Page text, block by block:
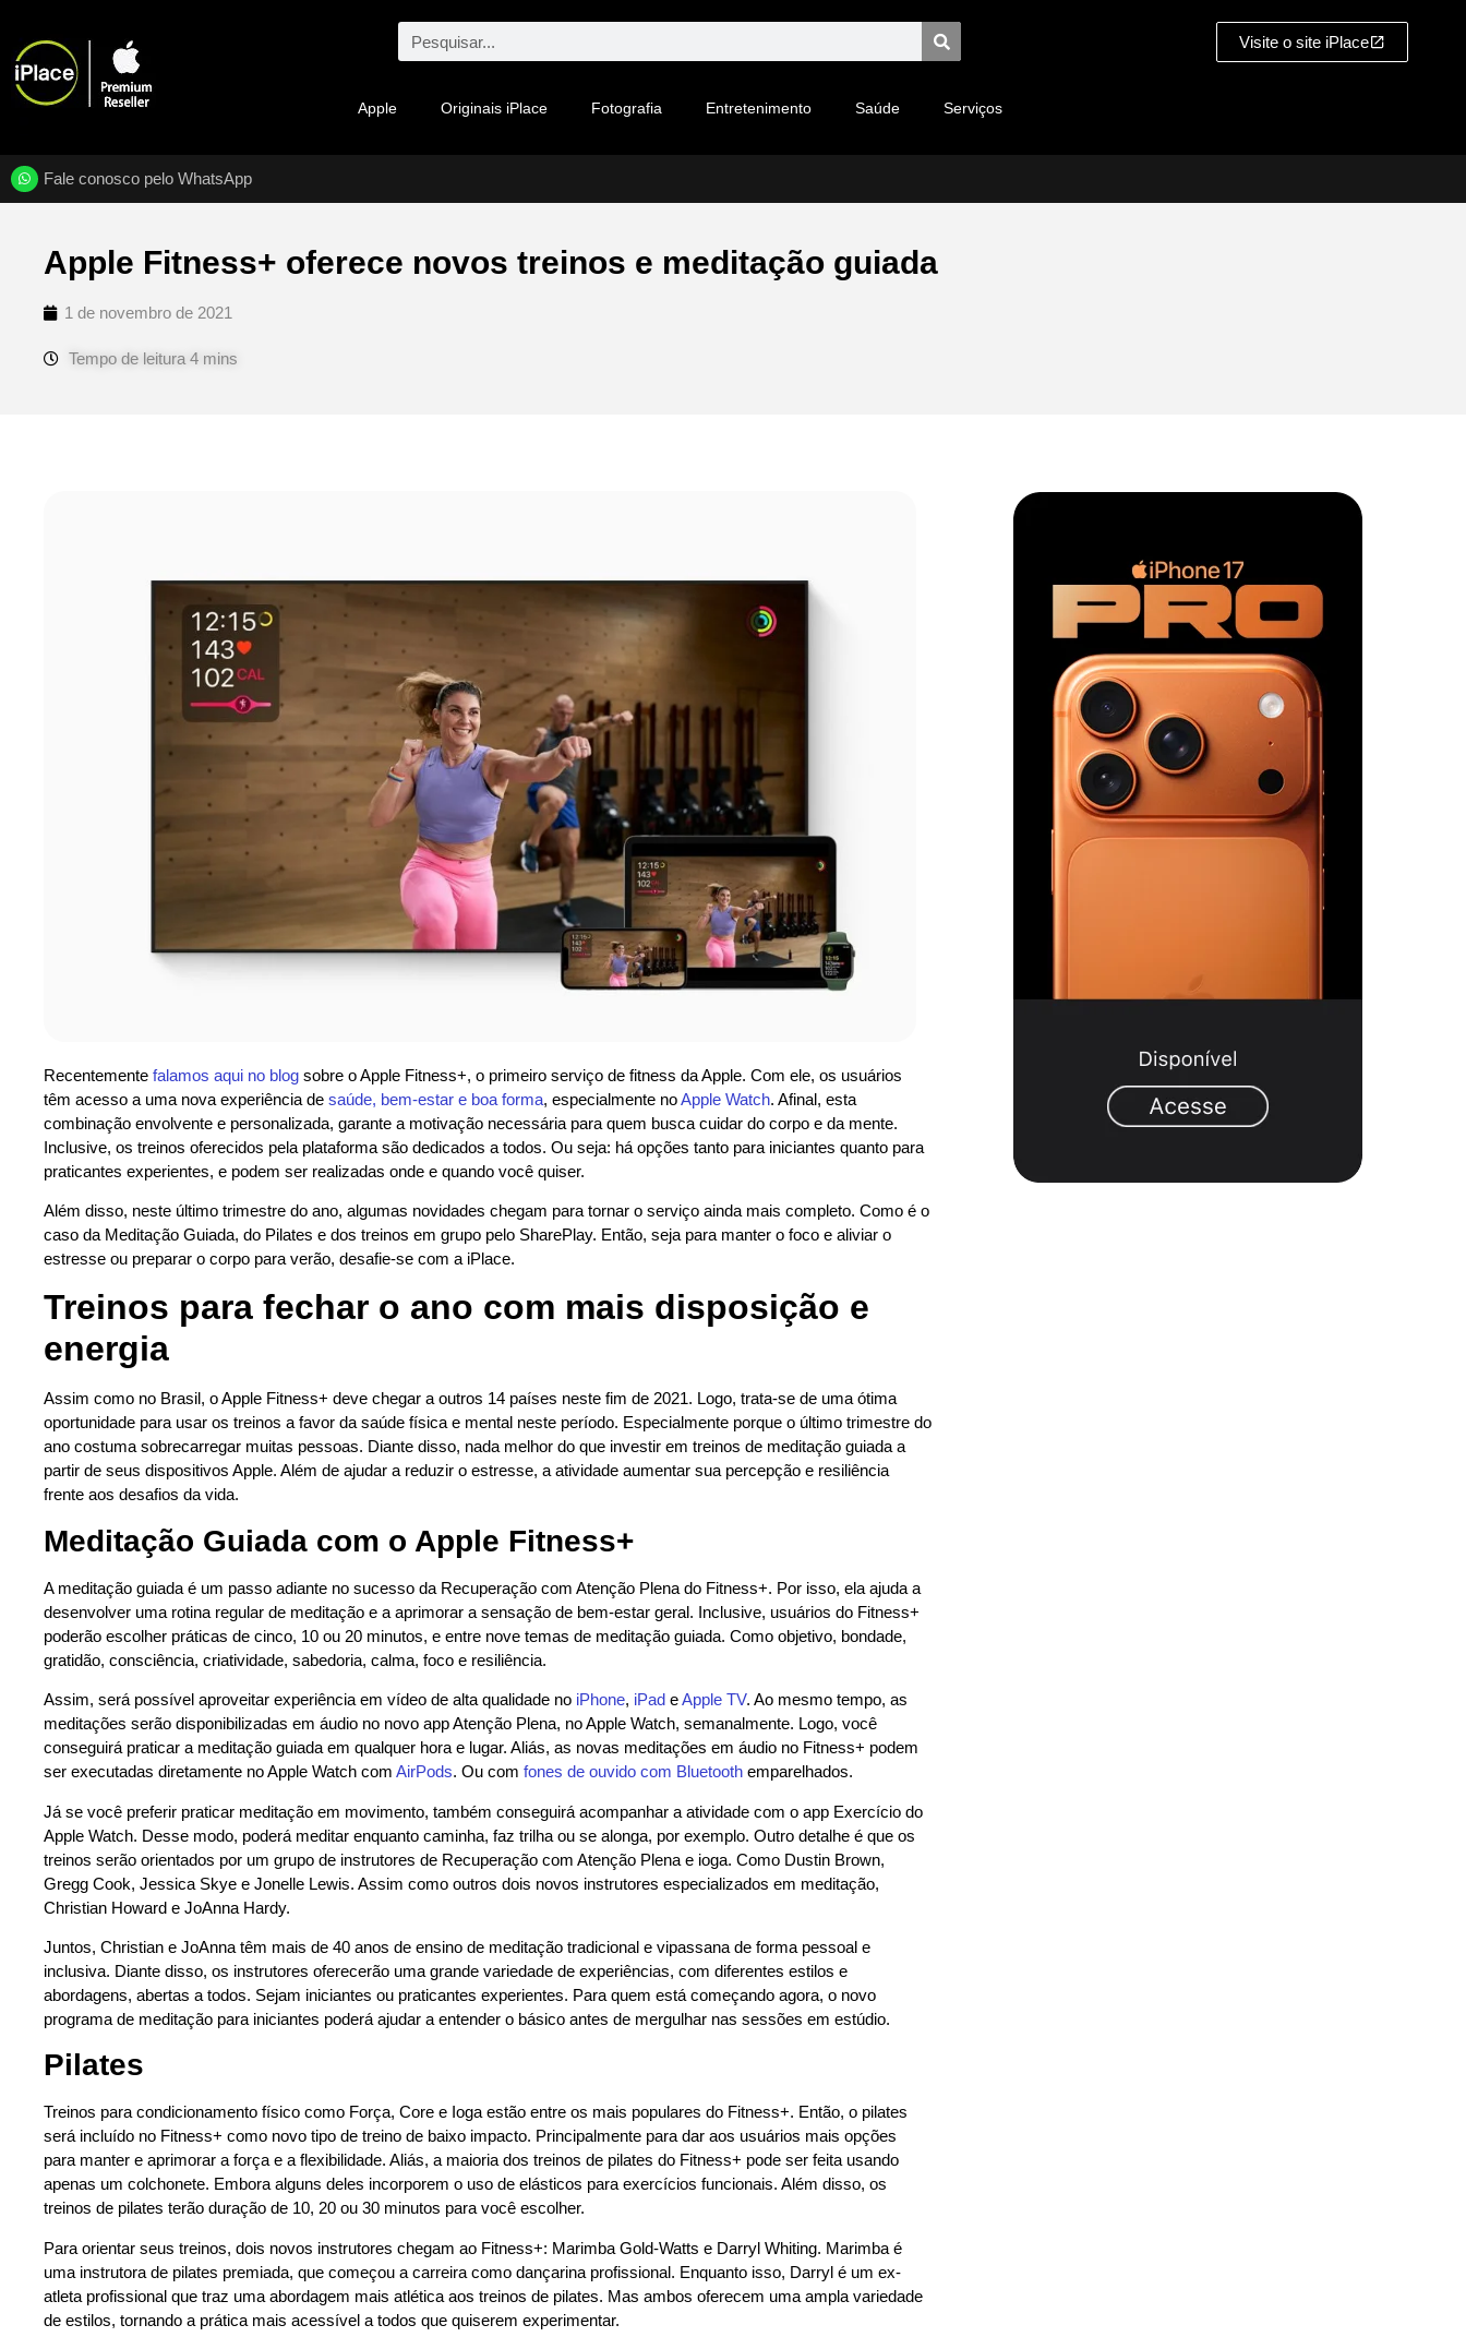
Apple Originais iPlace Fotografia Entretenimento Saúde Serviços
Visite o site iPlace
Fale conosco pelo WhatsApp
Apple Fitness+ oferece novos treinos e meditação guiada
1 de novembro de 2021
Recentemente falamos aqui no blog sobre o Apple Fitness+, o primeiro serviço de fitness da Apple. Com ele, os usuários
têm acesso a uma nova experiência de saúde, bem-estar e boa forma, especialmente noApple Watch. Afinal, esta
combinação envolvente e personalizada, garante a motivação necessária para quem busca cuidar do corpo e da mente.
Inclusive, os treinos oferecidos pela plataforma são dedicados a todos. Ou seja: há opções tanto para iniciantes quanto para
praticantes experientes, e podem ser realizadas onde e quando você quiser.
Além disso, neste último trimestre do ano, algumas novidades chegam para tornar o serviço ainda mais completo. Como é o
caso da Meditação Guiada, do Pilates e dos treinos em grupo pelo SharePlay. Então, seja para manter o foco e aliviar o
estresse ou preparar o corpo para verão, desafie-se com a iPlace.
Treinos para fechar o ano com mais disposição e
energia
Assim como no Brasil, o Apple Fitness+ deve chegar a outros 14 países neste fim de 2021. Logo, trata-se de uma ótima
oportunidade para usar os treinos a favor da saúde física e mental neste período. Especialmente porque o último trimestre do
ano costuma sobrecarregar muitas pessoas. Diante disso, nada melhor do que investir em treinos de meditação guiada a
partir de seus dispositivos Apple. Além de ajudar a reduzir o estresse, a atividade aumentar sua percepção e resiliência
frente aos desafios da vida.
Meditação Guiada com o Apple Fitness+
A meditação guiada é um passo adiante no sucesso da Recuperação com Atenção Plena do Fitness+. Por isso, ela ajuda a
desenvolver uma rotina regular de meditação e a aprimorar a sensação de bem-estar geral. Inclusive, usuários do Fitness+
poderão escolher práticas de cinco, 10 ou 20 minutos, e entre nove temas de meditação guiada. Como objetivo, bondade,
gratidão, consciência, criatividade, sabedoria, calma, foco e resiliência.
Assim, será possível aproveitar experiência em vídeo de alta qualidade no iPhone, iPad eApple TV. Ao mesmo tempo, as
meditações serão disponibilizadas em áudio no novo app Atenção Plena, no Apple Watch, semanalmente. Logo, você
conseguirá praticar a meditação guiada em qualquer hora e lugar. Aliás, as novas meditações em áudio no Fitness+ podem
ser executadas diretamente no Apple Watch com AirPods. Ou com fones de ouvido com Bluetooth emparelhados.
Já se você preferir praticar meditação em movimento, também conseguirá acompanhar a atividade com o app Exercício do
Apple Watch. Desse modo, poderá meditar enquanto caminha, faz trilha ou se alonga, por exemplo. Outro detalhe é que os
treinos serão orientados por um grupo de instrutores de Recuperação com Atenção Plena e ioga. Como Dustin Brown,
Gregg Cook, Jessica Skye e Jonelle Lewis. Assim como outros dois novos instrutores especializados em meditação,
Christian Howard e JoAnna Hardy.
Juntos, Christian e JoAnna têm mais de 40 anos de ensino de meditação tradicional e vipassana de forma pessoal e
inclusiva. Diante disso, os instrutores oferecerão uma grande variedade de experiências, com diferentes estilos e
abordagens, abertas a todos. Sejam iniciantes ou praticantes experientes. Para quem está começando agora, o novo
programa de meditação para iniciantes poderá ajudar a entender o básico antes de mergulhar nas sessões em estúdio.
Pilates
Treinos para condicionamento físico como Força, Core e Ioga estão entre os mais populares do Fitness+. Então, o pilates
será incluído no Fitness+ como novo tipo de treino de baixo impacto. Principalmente para dar aos usuários mais opções
para manter e aprimorar a força e a flexibilidade. Aliás, a maioria dos treinos de pilates do Fitness+ pode ser feita usando
apenas um colchonete. Embora alguns deles incorporem o uso de elásticos para exercícios funcionais. Além disso, os
treinos de pilates terão duração de 10, 20 ou 30 minutos para você escolher.
Para orientar seus treinos, dois novos instrutores chegam ao Fitness+: Marimba Gold-Watts e Darryl Whiting. Marimba é
uma instrutora de pilates premiada, que começou a carreira como dançarina profissional. Enquanto isso, Darryl é um ex-
atleta profissional que traz uma abordagem mais atlética aos treinos de pilates. Mas ambos oferecem uma ampla variedade
de estilos, tornando a prática mais acessível a todos que quiserem experimentar.